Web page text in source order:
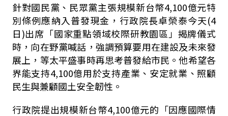
針對國民黨、民眾黨主張規模新台幣4,100億元特
別條例應納入普發現金，行政院長卓榮泰今天(4
日)出席「國家重點領域校際研教園區」揭牌儀式
時，向在野黨喊話，強調預算要用在建設及未來發
展上，等太平盛事時再思考普發給市民。他希望各
界能支持4,100億用於支持產業、安定就業、照顧
民生與兼顧國土安全韌性。
行政院提出規模新台幣4,100億元的「因應國際情